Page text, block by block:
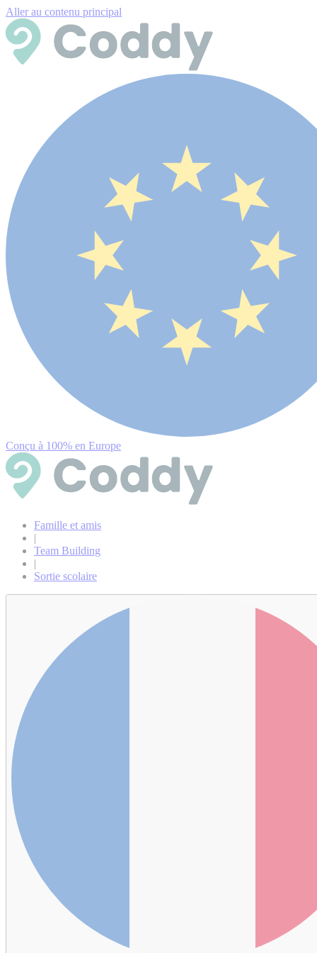
Aller au contenu principal
Conçu à 100% en Europe
Famille et amis
|
Team Building
|
Sortie scolaire